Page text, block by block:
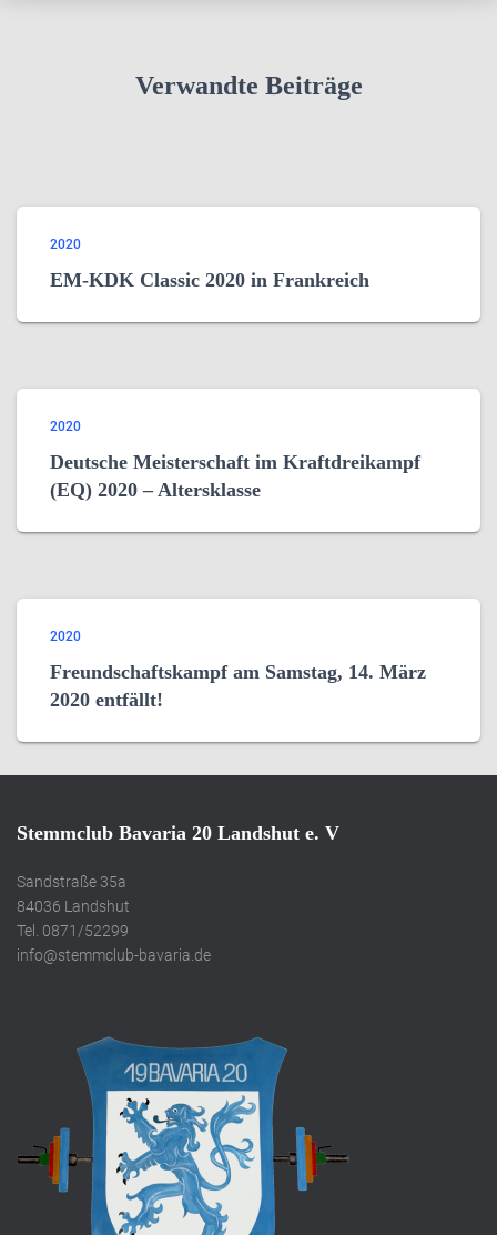
Verwandte Beiträge
2020
EM-KDK Classic 2020 in Frankreich
2020
Deutsche Meisterschaft im Kraftdreikampf
(EQ) 2020 – Altersklasse
2020
Freundschaftskampf am Samstag, 14. März
2020 entfällt!
Stemmclub Bavaria 20 Landshut e. V
Sandstraße 35a
84036 Landshut
Tel. 0871/52299
info@stemmclub-bavaria.de